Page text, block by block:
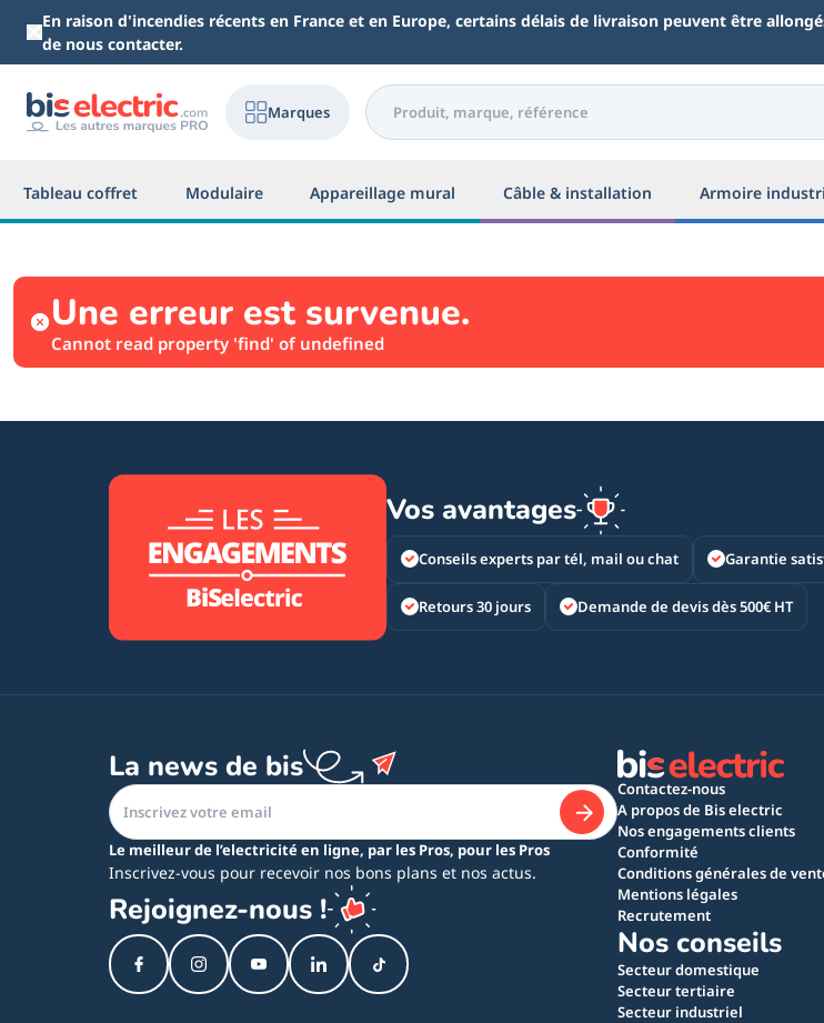
Aller au contenu principal
En raison d'incendies récents en France et en Europe, certains délais de livraison peuvent être
de nous contacter.
Marques
Tableau coffret Modulaire Appareillage mural Câble & installation Armoire
Une erreur est survenue.
Cannot read property 'find' of undefined
Vos avantages
Conseils experts par tél, mail ou chat Garantie
Retours 30 jours Demande de devis dès 500€ HT
La news de bis
Le meilleur de l’electricité en ligne, par les Pros, pour les Pros
Inscrivez-vous pour recevoir nos bons plans et nos actus.
Rejoignez-nous !
Contactez-nous
A propos de Bis electric
Nos engagements clients
Conformité
Conditions générales de
Mentions légales
Recrutement
Nos conseils
Secteur domestique
Secteur tertiaire
Secteur industriel